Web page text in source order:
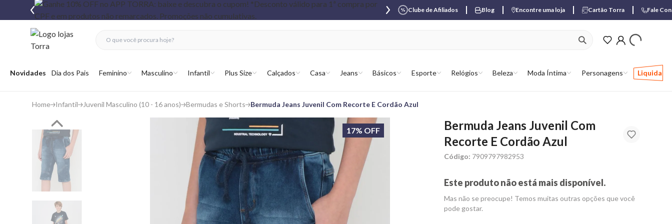
Clube de Afiliados Blog Encontre uma loja Cartão Torra Fale
Abrir menu
Novidades Dia dos Pais Feminino Masculino Infantil Plus Size Calçados Casa Jeans Básicos Esporte Relógios Beleza Moda Íntima Personagens Liquida
ver produtos
fechar menu
fechar menu
favoritos
Home Infantil Juvenil Masculino (10 - 16 anos) Bermudas e Shorts Bermuda Jeans Juvenil Com Recorte E Cordão Azul
17% OFF
Bermuda Jeans Juvenil Com
Recorte E Cordão Azul
Código: 7909797982953
Este produto não está mais disponível.
Mas não se preocupe! Temos muitas outras opções que você
pode gostar.